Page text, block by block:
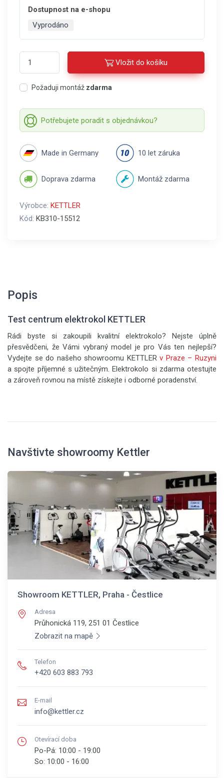
Dostupnost na e-shopu
Vyprodáno
Vložit do košíku
Požaduji montáž zdarma
Potřebujete poradit s objednávkou?
Made in Germany 10 let záruka
Doprava zdarma Montáž zdarma
Výrobce: KETTLER
Kód: KB310-15512
Popis
Test centrum elektrokol KETTLER
Rádi byste si zakoupili kvalitní elektrokolo? Nejste úplně
přesvědčeni, že Vámi vybraný model je pro Vás ten nejlepší?
Vydejte se do našeho showroomu KETTLERv Praze – Ruzyni
a spojte příjemné s užitečným. Elektrokolo si zdarma otestujte
a zároveň rovnou na místě získejte i odborné poradenství.
Navštivte showroomy Kettler
Showroom KETTLER, Praha - Čestlice
Adresa
Průhonická 119, 251 01 Čestlice
Zobrazit na mapě
Telefon
+420 603 883 793
E-mail
info@kettler.cz
Otevírací doba
Po-Pá: 10:00 - 19:00
So: 10:00 - 16:00